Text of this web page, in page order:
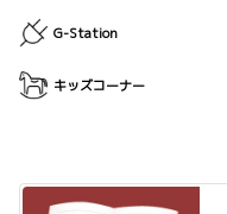
G-Station
キッズコーナー